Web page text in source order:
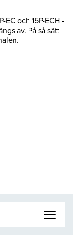
EC och 15P-ECH -
av. På så sätt